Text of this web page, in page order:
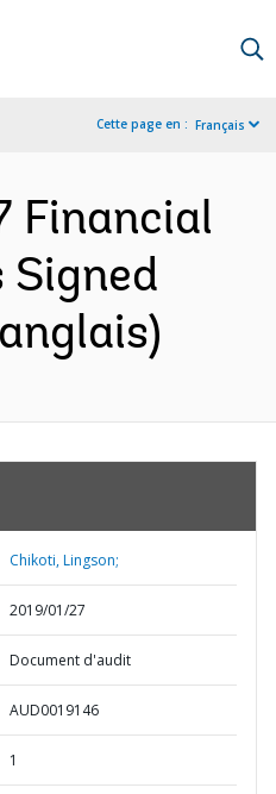
Cette page en : Français
Financial
Chikoti, Lingson;
2019/01/27
Document d'audit
AUD0019146
1